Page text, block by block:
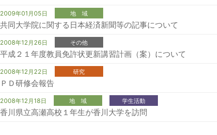
2009年01月05日 地 域
共同大学院に関する日本経済新聞等の記事について
2008年12月26日 その他
平成２１年度教員免許状更新講習計画（案）について
2008年12月22日 研究
ＰＤ研修会報告
2008年12月18日 地 域 学生活動
香川県立高瀬高校１年生が香川大学を訪問